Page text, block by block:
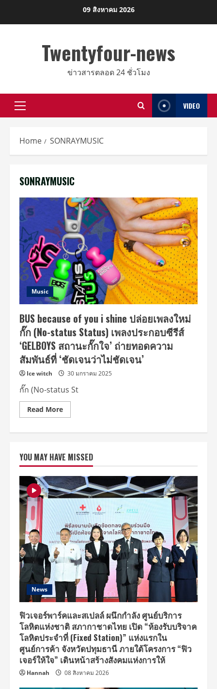
09 สิงหาคม 2026
Twentyfour-news
ข่าวสารตลอด 24 ชั่วโมง
Primary
VIDEO
Home SONRAYMUSIC
SONRAYMUSIC
Music
BUS because of you i shine ปล่อยเพลงใหม่
กั๊ก (No-status Status) เพลงประกอบซีรีส์
‘GELBOYS สถานะกั๊กใจ’ ถ่ายทอดความ
สัมพันธ์ที่ ‘ชัดเจนว่าไม่ชัดเจน’
Ice witch 30 มกราคม 2025
กั๊ก (No-status St
Read MoreRead
more
i
shine
ปล่อย
เพลง
ใหม่
กั๊ก
(No-
status
Status)
เพลง
ประกอบ
ซี
รีส์
‘GELBOYS
สถานะ
กั๊ก
ใจ’
ถ่ายทอด
ความ
สัมพันธ์
ที่
‘ชัดเจน
ไม่
ชัดเจน’
YOU MAY HAVE MISSED
News
ฟิวเจอร์พาร์คและสเปลล์ ผนึกกำลัง ศูนย์บริการ
โลหิตแห่งชาติ สภากาชาดไทย เปิด “ห้องรับบริจาค
โลหิตประจำที่ (Fixed Station)” แห่งแรกใน
ศูนย์การค้า จังหวัดปทุมธานี ภายใต้โครงการ “ฟิว
เจอร์ให้ใจ” เดินหน้าสร้างสังคมแห่งการให้
Hannah 08 สิงหาคม 2026